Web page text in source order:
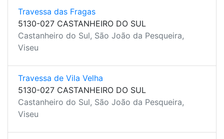
Travessa das Fragas
5130-027 CASTANHEIRO DO SUL
Castanheiro do Sul, São João da Pesqueira,
Viseu
Travessa de Vila Velha
5130-027 CASTANHEIRO DO SUL
Castanheiro do Sul, São João da Pesqueira,
Viseu